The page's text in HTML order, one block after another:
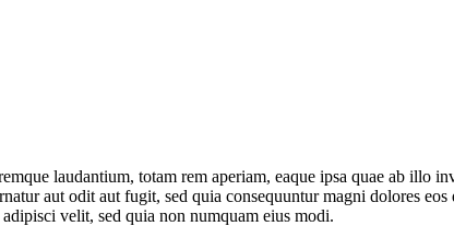
laudantium, totam rem aperiam, eaque ipsa quae ab illo
aut odit aut fugit, sed quia consequuntur magni dolores
velit, sed quia non numquam eius modi.